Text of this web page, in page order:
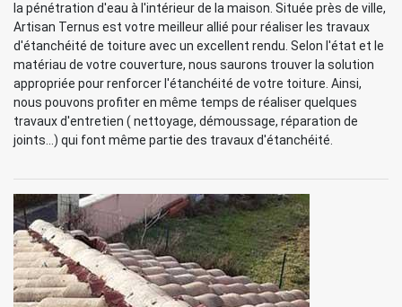
la pénétration d'eau à l'intérieur de la maison. Située près de ville,
Artisan Ternus est votre meilleur allié pour réaliser les travaux
d'étanchéité de toiture avec un excellent rendu. Selon l'état et le
matériau de votre couverture, nous saurons trouver la solution
appropriée pour renforcer l'étanchéité de votre toiture. Ainsi,
nous pouvons profiter en même temps de réaliser quelques
travaux d'entretien ( nettoyage, démoussage, réparation de
joints...) qui font même partie des travaux d'étanchéité.